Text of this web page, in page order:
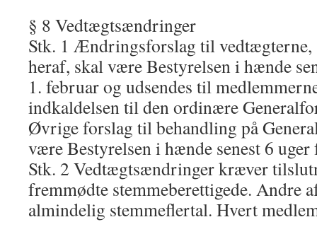
§ 8 Vedtægtsændringer
Stk. 1 Ændringsforslag til vedtægterne,
heraf, skal være Bestyrelsen i hænde
1. februar og udsendes til
indkaldelsen til den ordinære
Øvrige forslag til behandling på
være Bestyrelsen i hænde senest 6
Stk. 2 Vedtægtsændringer kræver
fremmødte stemmeberettigede. Andre
almindelig stemmeflertal. Hvert